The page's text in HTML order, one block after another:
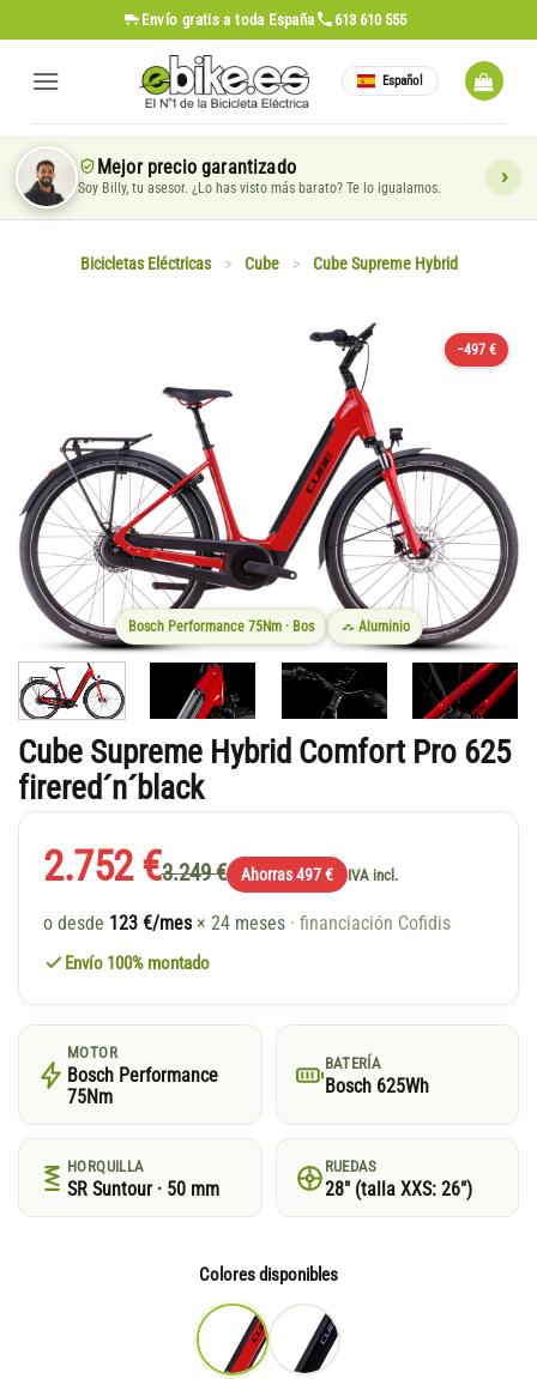
al
contenido
Envío gratis a toda España 613 610 555
Español
Mejor precio garantizado
Soy Billy, tu asesor. ¿Lo has visto más barato? Te lo igualamos.
Bicicletas Eléctricas > Cube > Cube Supreme Hybrid
−497 €
Bosch Performance 75Nm · Bos Aluminio
Cube Supreme Hybrid Comfort Pro 625
firered´n´black
2.752 €3.249 € Ahorras 497 € IVA incl.
o desde 123 €/mes × 24 meses · financiación Cofidis
Envío 100% montado
MOTOR
Bosch Performance
75Nm
BATERÍA
Bosch 625Wh
HORQUILLA
SR Suntour · 50 mm
RUEDAS
28″ (talla XXS: 26″)
Colores disponibles